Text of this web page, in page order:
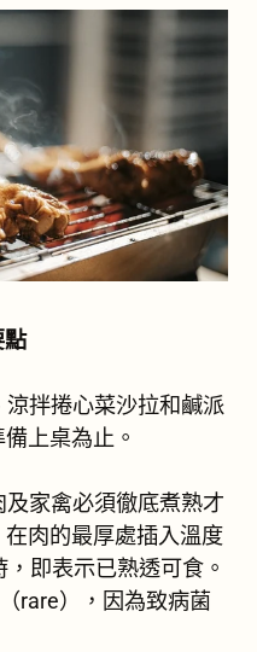
點
拌捲心菜沙拉和鹹派
上桌為止。
家禽必須徹底煮熟才
肉的最厚處插入溫度
即表示已熟透可食。
rare），因為致病菌